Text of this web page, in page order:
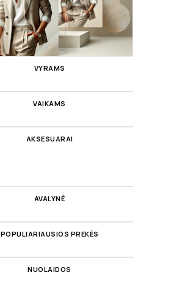
VYRAMS
VAIKAMS
AKSESUARAI
AVALYNĖ
POPULIARIAUSIOS PREKĖS
NUOLAIDOS